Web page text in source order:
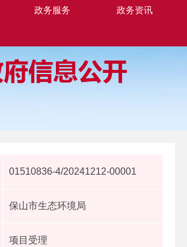
政务服务 政务资讯
01510836-4/20241212-00001
保山市生态环境局
项目受理